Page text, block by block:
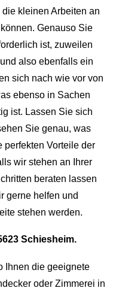
kleinen Arbeiten an
Genauso Sie
ist, zuweilen
also ebenfalls ein
sich nach wie vor von
ebenso in Sachen
ist. Lassen Sie sich
Sie genau, was
perfekten Vorteile der
wir stehen an Ihrer
beraten lassen
gerne helfen und
stehen werden.
Schiesheim.
Ihnen die geeignete
oder Zimmerei in